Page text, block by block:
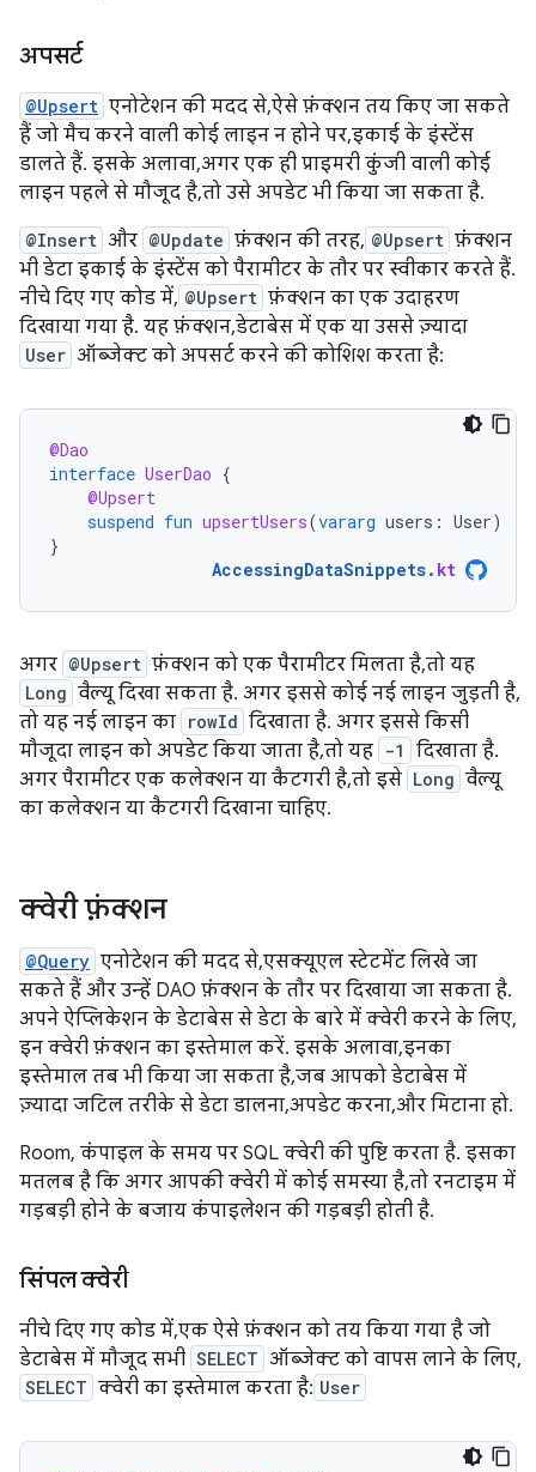
अपसर्ट
@Upsert एनोटेशन की मदद से, ऐसे फ़ंक्शन तय किए जा सकते
हैं जो मैच करने वाली कोई लाइन न होने पर, इकाई के इंस्टेंस
डालते हैं. इसके अलावा, अगर एक ही प्राइमरी कुंजी वाली कोई
लाइन पहले से मौजूद है, तो उसे अपडेट भी किया जा सकता है.
@Insert और @Update फ़ंक्शन की तरह, @Upsert फ़ंक्शन
भी डेटा इकाई के इंस्टेंस को पैरामीटर के तौर पर स्वीकार करते हैं.
नीचे दिए गए कोड में, @Upsert फ़ंक्शन का एक उदाहरण
दिखाया गया है. यह फ़ंक्शन, डेटाबेस में एक या उससे ज़्यादा
User ऑब्जेक्ट को अपसर्ट करने की कोशिश करता है:
@Dao
interface UserDao {
@Upsert
suspend fun upsertUsers(vararg users : User)
}
AccessingDataSnippets. kt
अगर @Upsert फ़ंक्शन को एक पैरामीटर मिलता है, तो यह
Long वैल्यू दिखा सकता है. अगर इससे कोई नई लाइन जुड़ती है,
तो यह नई लाइन का rowId दिखाता है. अगर इससे किसी
मौजूदा लाइन को अपडेट किया जाता है, तो यह -1
दिखाता है.
अगर पैरामीटर एक कलेक्शन या कैटगरी है, तो इसे Long वैल्यू
का कलेक्शन या कैटगरी दिखाना चाहिए.
क्वेरी फ़ंक्शन
@Query एनोटेशन की मदद से, एसक्यूएल स्टेटमेंट लिखे जा
सकते हैं और उन्हें DAO फ़ंक्शन के तौर पर दिखाया जा सकता है.
अपने ऐप्लिकेशन के डेटाबेस से डेटा के बारे में क्वेरी करने के लिए,
इन क्वेरी फ़ंक्शन का इस्तेमाल करें. इसके अलावा, इनका
इस्तेमाल तब भी किया जा सकता है, जब आपको डेटाबेस में
ज़्यादा जटिल तरीके से डेटा डालना, अपडेट करना, और मिटाना हो.
Room, कंपाइल के समय पर SQL क्वेरी की पुष्टि करता है. इसका
मतलब है कि अगर आपकी क्वेरी में कोई समस्या है, तो रनटाइम में
गड़बड़ी होने के बजाय कंपाइलेशन की गड़बड़ी होती है.
सिंपल क्वेरी
नीचे दिए गए कोड में, एक ऐसे फ़ंक्शन को तय किया गया है जो
डेटाबेस में मौजूद सभी SELECT ऑब्जेक्ट को वापस लाने के लिए,
SELECT क्वेरी का इस्तेमाल करता है: User